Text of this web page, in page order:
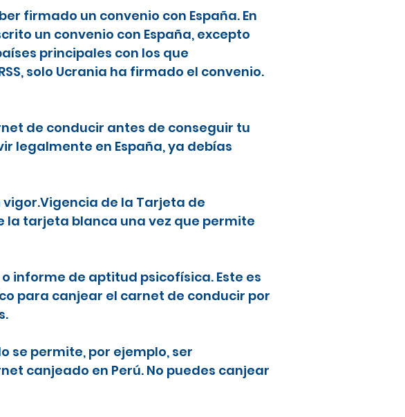
firmado un convenio con España. En
un convenio con España, excepto
principales con los que
solo Ucrania ha firmado el convenio.
de conducir antes de conseguir tu
legalmente en España, ya debías
de la Tarjeta de
la tarjeta blanca una vez que permite
informe de aptitud psicofísica. Este es
para canjear el carnet de conducir por
se permite, por ejemplo, ser
canjeado en Perú. No puedes canjear